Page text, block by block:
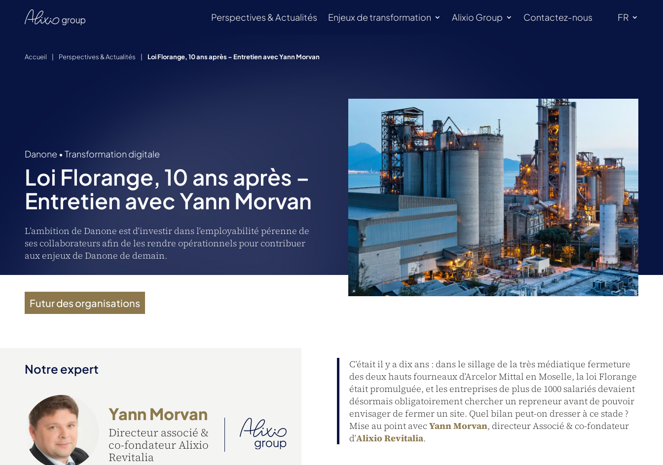
Perspectives & Actualités Enjeux de transformation Alixio Group Contactez-nous FR
Accueil Perspectives & Actualités Loi Florange, 10 ans après – Entretien avec Yann Morvan
Danone • Transformation digitale
Loi Florange, 10 ans après –
Entretien avec Yann Morvan
L’ambition de Danone est d’investir dans l’employabilité pérenne de
ses collaborateurs afin de les rendre opérationnels pour contribuer
aux enjeux de Danone de demain.
Futur des organisations
Notre expert
Yann Morvan
Directeur associé &
co-fondateur Alixio
Revitalia
C’était il y a dix ans : dans le sillage de la très médiatique fermeture
des deux hauts fourneaux d’Arcelor Mittal en Moselle, la loi Florange
était promulguée, et les entreprises de plus de 1000 salariés devaient
désormais obligatoirement chercher un repreneur avant de pouvoir
envisager de fermer un site. Quel bilan peut-on dresser à ce stade ?
Mise au point avecYann Morvan, directeur Associé & co-fondateur
d’Alixio Revitalia.